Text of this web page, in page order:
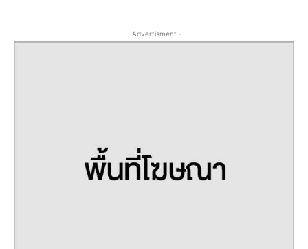
- Advertisment -